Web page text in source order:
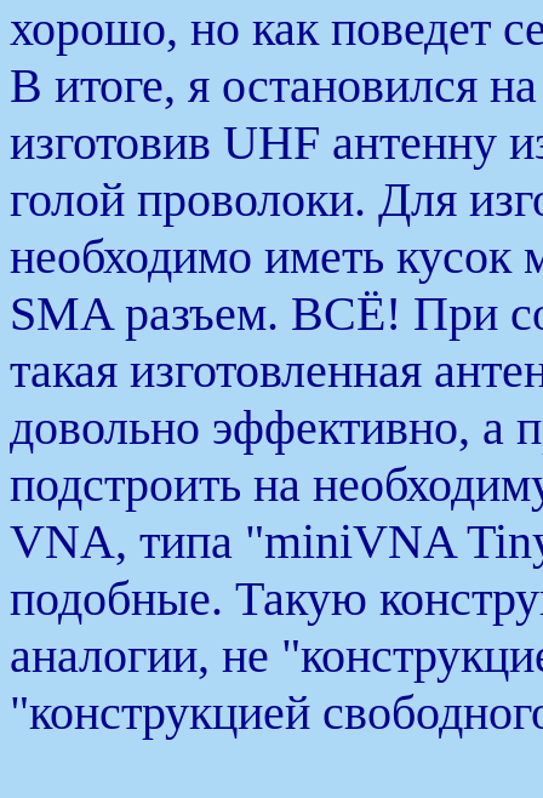
хорошо, но как поведет
В итоге, я остановился
изготовив UHF антенну
голой проволоки. Для
необходимо иметь кусок
SMA разъем. ВСЁ! При
такая изготовленная
довольно эффективно, а
подстроить на
VNA, типа "miniVNA
подобные. Такую
аналогии, не
"конструкцией